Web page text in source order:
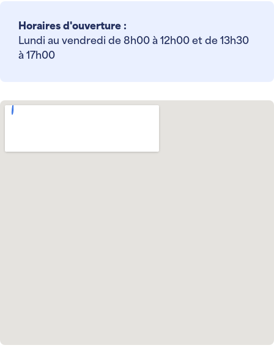
Horaires d'ouverture :
Lundi au vendredi de 8h00 à 12h00 et de 13h30
à 17h00